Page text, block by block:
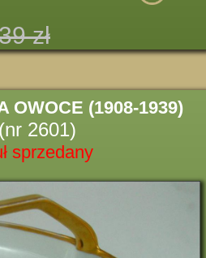
zł
OWOCE (1908-1939)
(nr 2601)
sprzedany